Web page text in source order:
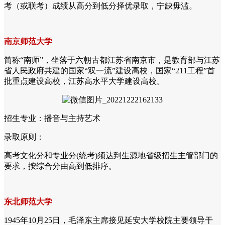
考（或联考）成绩从高分到低分择优录取，宁缺毋滥。
南京师范大学
简称“南师”，坐落于六朝古都江苏省南京市，是教育部与江苏
省人民政府共建的国家“双一流”建设高校，国家“211工程”首
批重点建设高校，江苏高水平大学建设高校。
招生专业：播音与主持艺术
录取原则：
高考文化分和专业分(统考)须达到生源地省级招生主管部门的
要求，按综合分由高到低排序。
东北师范大学
1945年10月25日，毛泽东主席接见延安大学校院主要领导干